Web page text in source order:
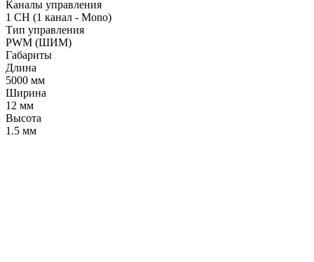
Каналы управления
1 CH (1 канал - Mono)
Тип управления
PWM (ШИМ)
Габариты
Длина
5000 мм
Ширина
12 мм
Высота
1.5 мм